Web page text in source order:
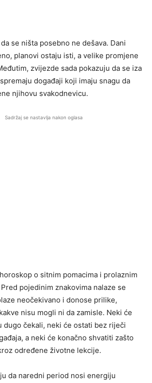
se ništa posebno ne dešava. Dani
planovi ostaju isti, a velike promjene
zvijezde sada pokazuju da se iza
događaji koji imaju snagu da
njihovu svakodnevicu.
Sadržaj se nastavlja nakon oglasa
o sitnim pomacima i prolaznim
pojedinim znakovima nalaze se
neočekivano i donose prilike,
nisu mogli ni da zamisle. Neki će
dugo čekali, neki će ostati bez riječi
a neki će konačno shvatiti zašto
određene životne lekcije.
da naredni period nosi energiju